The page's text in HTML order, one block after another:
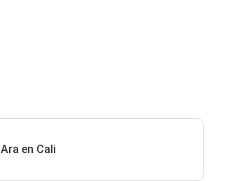
Ara en Cali